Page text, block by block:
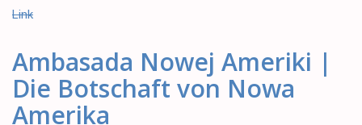
Link
Ambasada Nowej Ameriki |
Die Botschaft von Nowa
Amerika